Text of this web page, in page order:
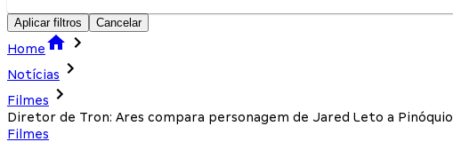
Aplicar filtros Cancelar
Home
Notícias
Filmes
Diretor de Tron: Ares compara personagem de Jared Leto a Pinóquio
Filmes